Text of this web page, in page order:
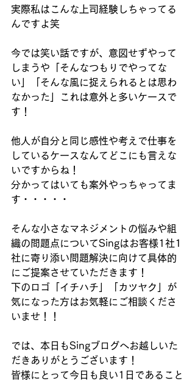
実際私はこんな上司経験しちゃってる
んですよ笑
今では笑い話ですが、意図せずやって
しまうや「そんなつもりでやってな
い」「そんな風に捉えられるとは思わ
なかった」これは意外と多いケースで
す！
他人が自分と同じ感性や考えで仕事を
しているケースなんてどこにも言えな
いですからね！
分かってはいても案外やっちゃってま
す・・・・・
そんな小さなマネジメントの悩みや組
織の問題点についてSingはお客様1社1
社に寄り添い問題解決に向けて具体的
にご提案させていただきます！
下のロゴ「イチハチ」「カツヤク」が
気になった方はお気軽にご相談くださ
いませ！！
では、本日もSingブログへお越しいた
だきありがとうございます！
皆様にとって今日も良い1日であること